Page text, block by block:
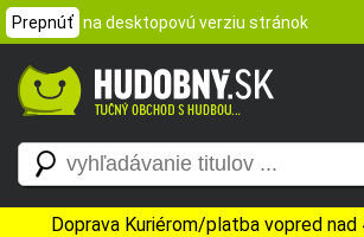
Prepnúť na desktopovú verziu stránok
Doprava Kuriérom/platba vopred nad